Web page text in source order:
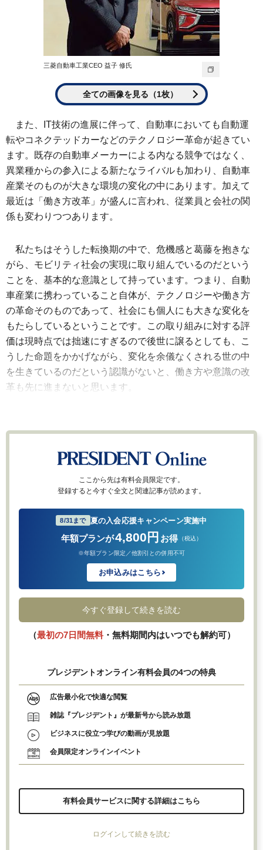
三菱自動車工業CEO 益子 修氏
全ての画像を見る（1枚）
また、IT技術の進展に伴って、自動車においても自動運
転やコネクテッドカーなどのテクノロジー革命が起きてい
ます。既存の自動車メーカーによる内なる競争ではなく、
異業種からの参入による新たなライバルも加わり、自動車
産業そのものが大きな環境の変化の中にあります。加えて
最近は「働き方改革」が盛んに言われ、従業員と会社の関
係も変わりつつあります。
私たちはそうした転換期の中で、危機感と葛藤を抱きな
がら、モビリティ社会の実現に取り組んでいるのだという
ことを、基本的な意識として持っています。つまり、自動
車産業に携わっていること自体が、テクノロジーや働き方
の革命そのものであって、社会にも個人にも大きな変化を
もたらしているということです。この取り組みに対する評
価は現時点では拙速にすぎるので後世に譲るとしても、こ
うした命題をかかげながら、変化を余儀なくされる世の中
を生きているのだという認識がないと、働き方や意識の改
革も先に進まないと思います。
ここから先は有料会員限定です。
登録すると今すぐ全文と関連記事が読めます。
8/31まで 夏の入会応援キャンペーン実施中
年額プランが4,800円 お得 （税込）
※年額プラン限定／他割引との併用不可
お申込みはこちら
今すぐ登録して続きを読む
（最初の7日間無料・無料期間内はいつでも解約可）
プレジデントオンライン有料会員の4つの特典
広告最小化で快適な閲覧
雑誌『プレジデント』が最新号から読み放題
ビジネスに役立つ学びの動画が見放題
会員限定オンラインイベント
有料会員サービスに関する詳細はこちら
ログインして続きを読む